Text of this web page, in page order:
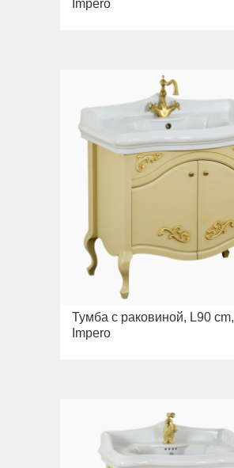
Impero
Тумба с раковиной, L90 cm,
Impero